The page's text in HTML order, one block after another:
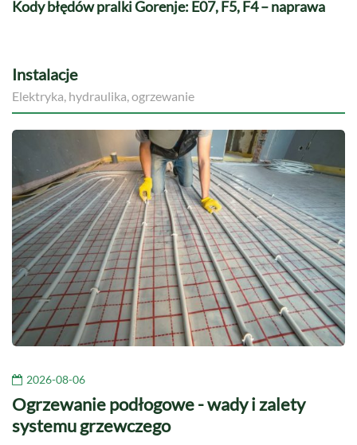
Kody błędów pralki Gorenje: E07, F5, F4 – naprawa
Instalacje
Elektryka, hydraulika, ogrzewanie
2026-08-06
Ogrzewanie podłogowe - wady i zalety
systemu grzewczego